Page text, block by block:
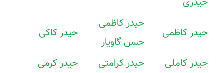
حیدر کاظمی
حیدر کاظمی
حسن گاویار
حیدر کاکی
حیدر کاملی حیدر کرامتی
حیدر کرمی